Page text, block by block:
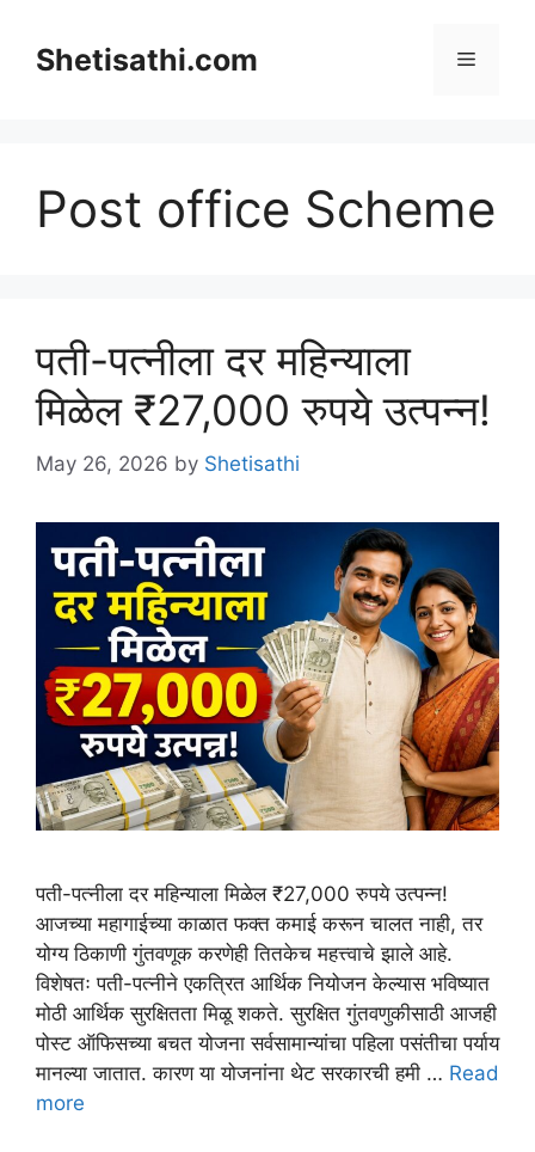
contentShetisathi.com Menu
Post office Scheme
पती-पत्नीला दर महिन्याला
मिळेल ₹27,000 रुपये उत्पन्न!
May 26, 2026 by Shetisathi
पती-पत्नीला दर महिन्याला मिळेल ₹27,000 रुपये उत्पन्न!
आजच्या महागाईच्या काळात फक्त कमाई करून चालत नाही, तर
योग्य ठिकाणी गुंतवणूक करणेही तितकेच महत्त्वाचे झाले आहे.
विशेषतः पती-पत्नीने एकत्रित आर्थिक नियोजन केल्यास भविष्यात
मोठी आर्थिक सुरक्षितता मिळू शकते. सुरक्षित गुंतवणुकीसाठी आजही
पोस्ट ऑफिसच्या बचत योजना सर्वसामान्यांचा पहिला पसंतीचा पर्याय
मानल्या जातात. कारण या योजनांना थेट सरकारची हमी … Read
more